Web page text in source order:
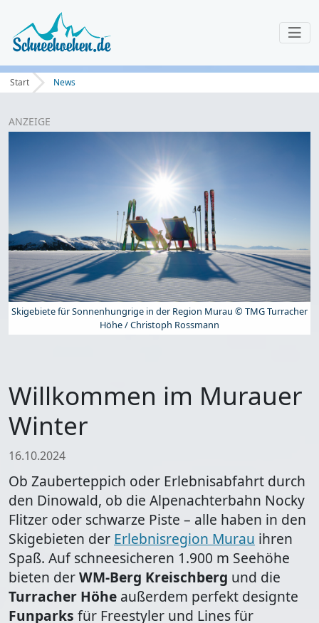
Start News
ANZEIGE
Skigebiete für Sonnenhungrige in der Region Murau © TMG Turracher
Höhe / Christoph Rossmann
Willkommen im Murauer
Winter
16.10.2024
Ob Zauberteppich oder Erlebnisabfahrt durch
den Dinowald, ob die Alpenachterbahn Nocky
Flitzer oder schwarze Piste – alle haben in den
Skigebieten der Erlebnisregion Murau ihren
Spaß. Auf schneesicheren 1.900 m Seehöhe
bieten derWM-Berg Kreischberg und die
Turracher Höhe außerdem perfekt designte
Funparks für Freestyler und Lines für